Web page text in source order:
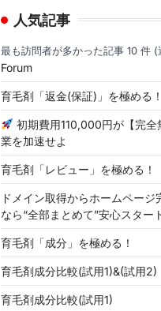
人気記事
最も訪問者が多かった記事 10 件
Forum
育毛剤「返金(保証)」を極める！
初期費用110,000円が【完
業を加速せよ
育毛剤「レビュー」を極める！
ドメイン取得からホームペー
なら“全部まとめて”安心スター
育毛剤「成分」を極める！
育毛剤成分比較(試用1)&(試用2)
育毛剤成分比較(試用1)